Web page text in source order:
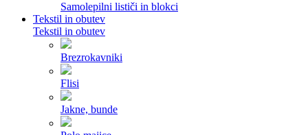
Samolepilni lističi in blokci
Tekstil in obutev
Tekstil in obutev
Brezrokavniki
Flisi
Jakne, bunde